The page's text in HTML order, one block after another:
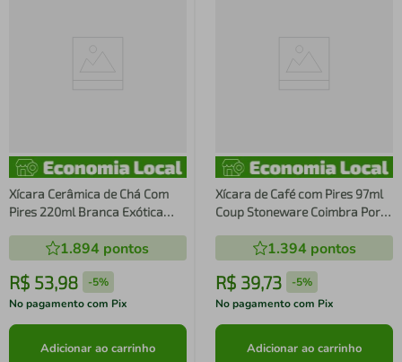
Xícara Cerâmica de Chá Com
Pires 220ml Branca Exótica
Stoneware1.894 pontos
R$ 53,98 -5%
No pagamento com Pix
Adicionar ao carrinho
Xícara de Café com Pires 97ml
Coup Stoneware Coimbra Porto
1.394 pontos
R$ 39,73 -5%
No pagamento com Pix
Adicionar ao carrinho